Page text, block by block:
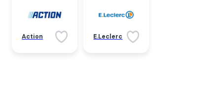
Action E.Leclerc